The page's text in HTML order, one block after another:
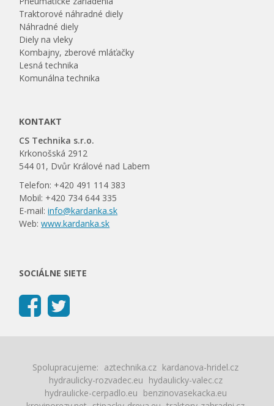
Traktorové náhradné diely
Náhradné diely
Diely na vleky
Kombajny, zberové mláťačky
Lesná technika
Komunálna technika
KONTAKT
CS Technika s.r.o.
Krkonošská 2912
544 01, Dvůr Králové nad Labem
Telefon: +420 491 114 383
Mobil: +420 734 644 335
E-mail:info@kardanka.sk
Web:www.kardanka.sk
SOCIÁLNE SIETE
Spolupracujeme: aztechnika.cz kardanova-hridel.cz
hydraulicky-rozvadec.eu hydaulicky-valec.cz
hydraulicke-cerpadlo.eu benzinovasekacka.eu